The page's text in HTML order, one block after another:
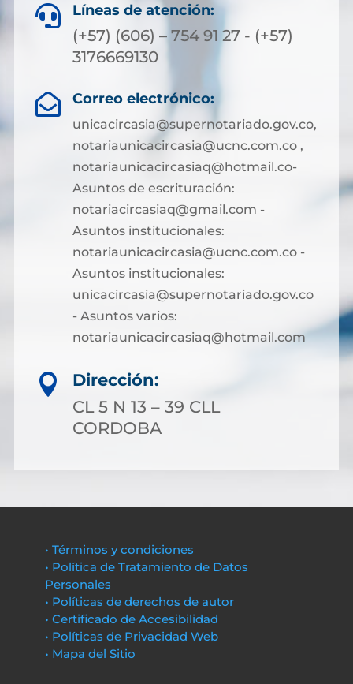
 Líneas de atención:
(+57) (606) – 754 91 27 - (+57)
3176669130
 Correo electrónico:
unicacircasia@supernotariado.gov.co,
notariaunicacircasia@ucnc.com.co ,
notariaunicacircasiaq@hotmail.co-
Asuntos de escrituración:
notariacircasiaq@gmail.com -
Asuntos institucionales:
notariaunicacircasia@ucnc.com.co -
Asuntos institucionales:
unicacircasia@supernotariado.gov.co
- Asuntos varios:
notariaunicacircasiaq@hotmail.com

Dirección:
CL 5 N 13 – 39 CLL
CORDOBA
• Términos y condiciones
• Política de Tratamiento de Datos
Personales
• Políticas de derechos de autor
• Certificado de Accesibilidad
• Políticas de Privacidad Web
• Mapa del Sitio